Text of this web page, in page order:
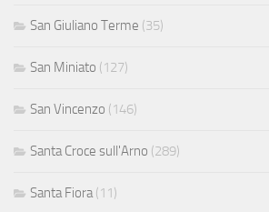
San Giuliano Terme (35)
San Miniato (127)
San Vincenzo (146)
Santa Croce sull'Arno (289)
Santa Fiora (11)